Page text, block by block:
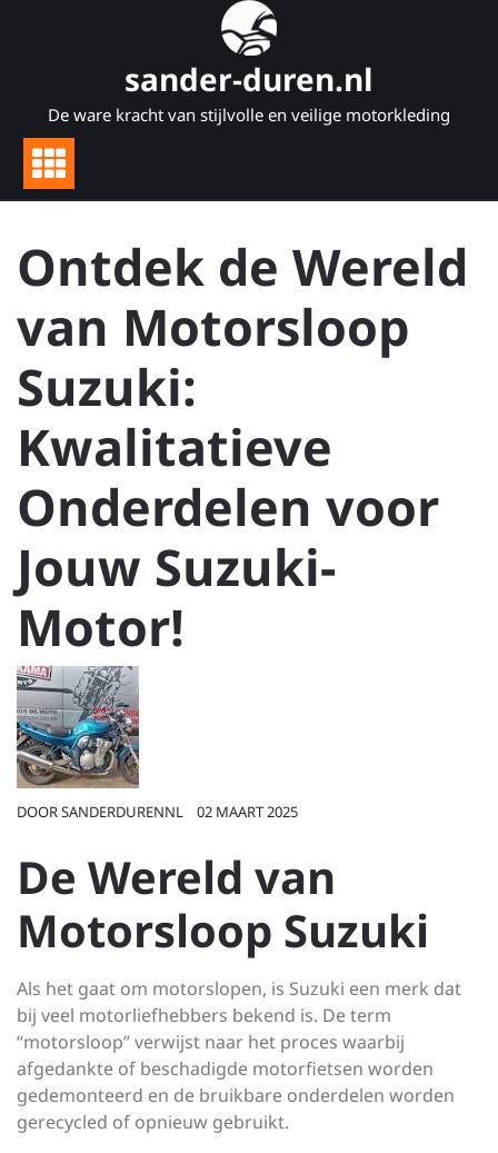
sander-duren.nl
De ware kracht van stijlvolle en veilige motorkleding
Ontdek de Wereld
van Motorsloop
Suzuki:
Kwalitatieve
Onderdelen voor
Jouw Suzuki-
Motor!
DOORSANDERDURENNL 02 MAART 2025
De Wereld van
Motorsloop Suzuki
Als het gaat om motorslopen, is Suzuki een merk dat
bij veel motorliefhebbers bekend is. De term
“motorsloop” verwijst naar het proces waarbij
afgedankte of beschadigde motorfietsen worden
gedemonteerd en de bruikbare onderdelen worden
gerecycled of opnieuw gebruikt.